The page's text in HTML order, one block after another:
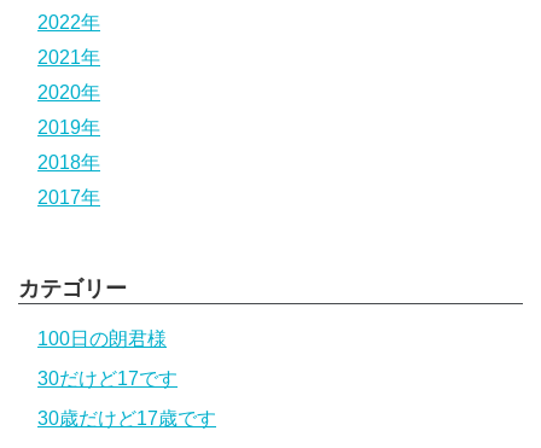
2022年
2021年
2020年
2019年
2018年
2017年
カテゴリー
100日の朗君様
30だけど17です
30歳だけど17歳です